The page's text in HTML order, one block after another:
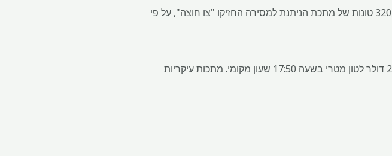
הסמוך. מניות אלומיניום LME עומדות על כ- 360,000 טון, כאשר 320,000 טונות של מתכת הניתנת למסירה החזיקו "צו חוצה", על פי
אלומיניום נסחר ב- LME צבר 0.5% כדי להתיישב במחיר של 2,492.50 דולר לטון מטרי בשעה 17:50 שעון מקומי. מתכות עיקריות